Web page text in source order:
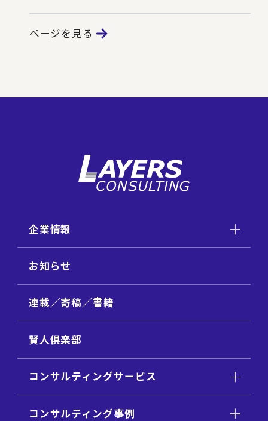
ページを見る
企業情報
お知らせ
連載／寄稿／書籍
賢人倶楽部
コンサルティングサービス
コンサルティング事例